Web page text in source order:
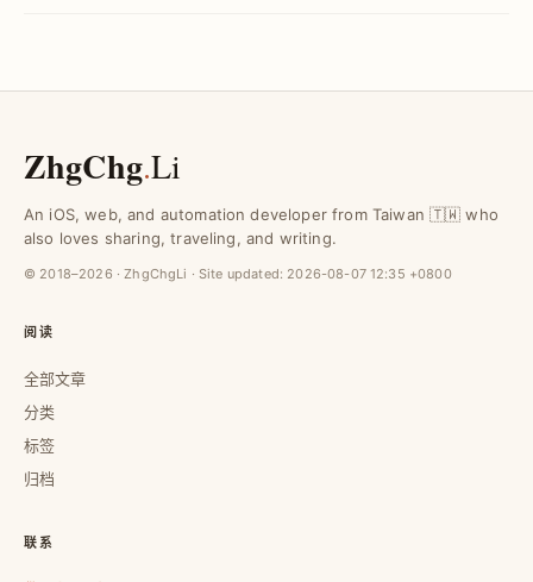
ZhgChg.Li
An iOS, web, and automation developer from Taiwan 🇹🇼 who
also loves sharing, traveling, and writing.
© 2018–2026 · ZhgChgLi · Site updated: 2026-08-07 12:35 +0800
阅读
全部文章
分类
标签
归档
联系